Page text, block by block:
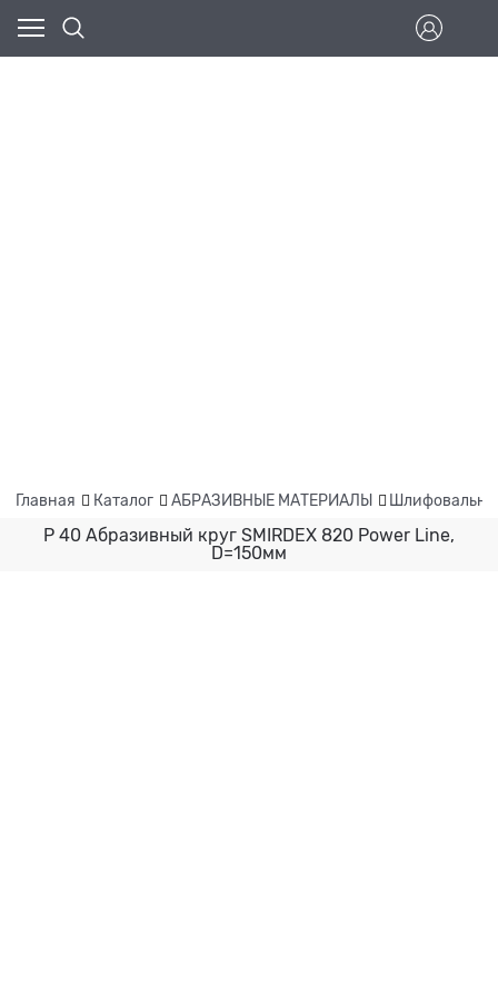
Главная Каталог АБРАЗИВНЫЕ МАТЕРИАЛЫ
P 40 Абразивный круг SMIRDEX 820 Power Line,
D=150мм